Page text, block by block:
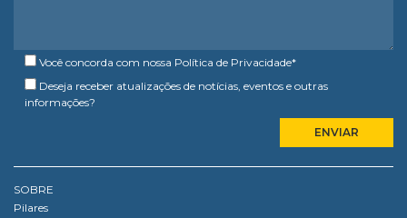
Você concorda com nossa Política de Privacidade*
Deseja receber atualizações de notícias, eventos e outras
informações?
SOBRE
Pilares